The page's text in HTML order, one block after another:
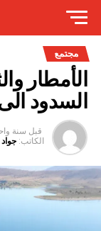
مجتمع
الأمطار
السدود الى 49,44 في
قبل سنة
الكاتب: